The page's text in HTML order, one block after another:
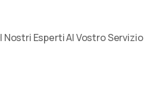
I Nostri Esperti Al Vostro Servizio